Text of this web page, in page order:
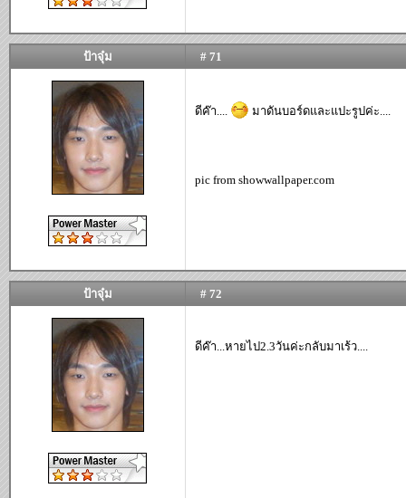
ป้าจุ๋ม # 71
ดีค๊า.... มาดันบอร์ดและแปะรูปค่ะ....
pic from showwallpaper.com
ป้าจุ๋ม # 72
ดีค๊า...หายไป2.3วันค่ะกลับมาเร้ว....